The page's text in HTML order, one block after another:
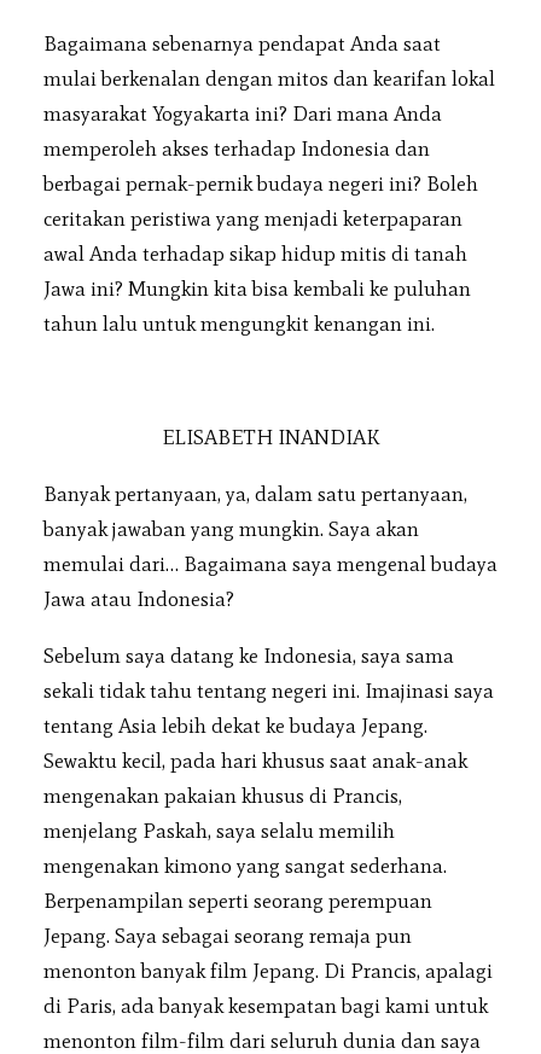
Bagaimana sebenarnya pendapat Anda saat
mulai berkenalan dengan mitos dan kearifan lokal
masyarakat Yogyakarta ini? Dari mana Anda
memperoleh akses terhadap Indonesia dan
berbagai pernak-pernik budaya negeri ini? Boleh
ceritakan peristiwa yang menjadi keterpaparan
awal Anda terhadap sikap hidup mitis di tanah
Jawa ini? Mungkin kita bisa kembali ke puluhan
tahun lalu untuk mengungkit kenangan ini.
ELISABETH INANDIAK
Banyak pertanyaan, ya, dalam satu pertanyaan,
banyak jawaban yang mungkin. Saya akan
memulai dari… Bagaimana saya mengenal budaya
Jawa atau Indonesia?
Sebelum saya datang ke Indonesia, saya sama
sekali tidak tahu tentang negeri ini. Imajinasi saya
tentang Asia lebih dekat ke budaya Jepang.
Sewaktu kecil, pada hari khusus saat anak-anak
mengenakan pakaian khusus di Prancis,
menjelang Paskah, saya selalu memilih
mengenakan kimono yang sangat sederhana.
Berpenampilan seperti seorang perempuan
Jepang. Saya sebagai seorang remaja pun
menonton banyak film Jepang. Di Prancis, apalagi
di Paris, ada banyak kesempatan bagi kami untuk
menonton film-film dari seluruh dunia dan saya